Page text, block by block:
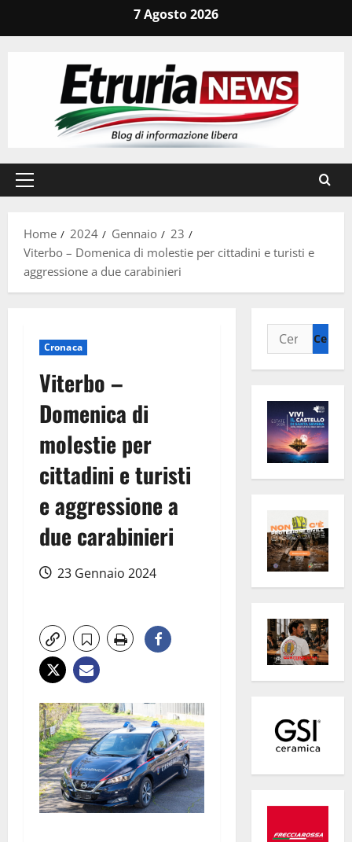
7 Agosto 2026
Menu
Home
2024 Gennaio
23
Viterbo – Domenica di molestie per cittadini e turisti e
aggressione a due carabinieri
Cronaca
Viterbo –
Domenica di
molestie per
cittadini e turisti
e aggressione a
due carabinieri
23 Gennaio 2024
Ricerca
per: